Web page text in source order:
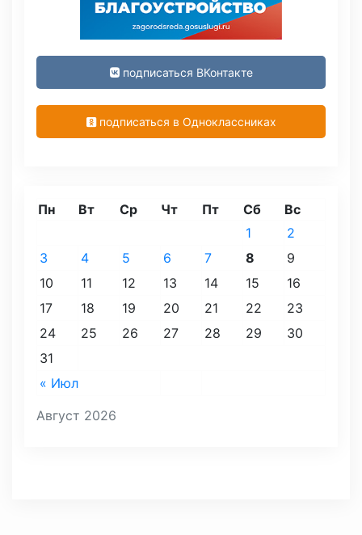
подписаться ВКонтакте
подписаться в Одноклассниках
Август 2026
Пн Вт Ср Чт Пт Сб Вс
« Июл
1
2
3
4 5 6 7 8
9
10
11 12 13 14 15
16
17
18 19 20 21 22
23
24
25 26 27 28 29
30
31